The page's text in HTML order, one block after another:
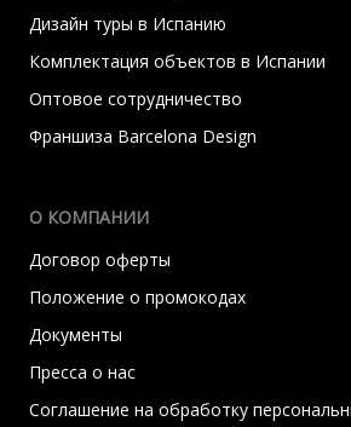
Дизайн туры в Испанию
Комплектация объектов в Испании
Оптовое сотрудничество
Франшиза Barcelona Design
О КОМПАНИИ
Договор оферты
Положение о промокодах
Документы
Пресса о нас
Соглашение на обработку